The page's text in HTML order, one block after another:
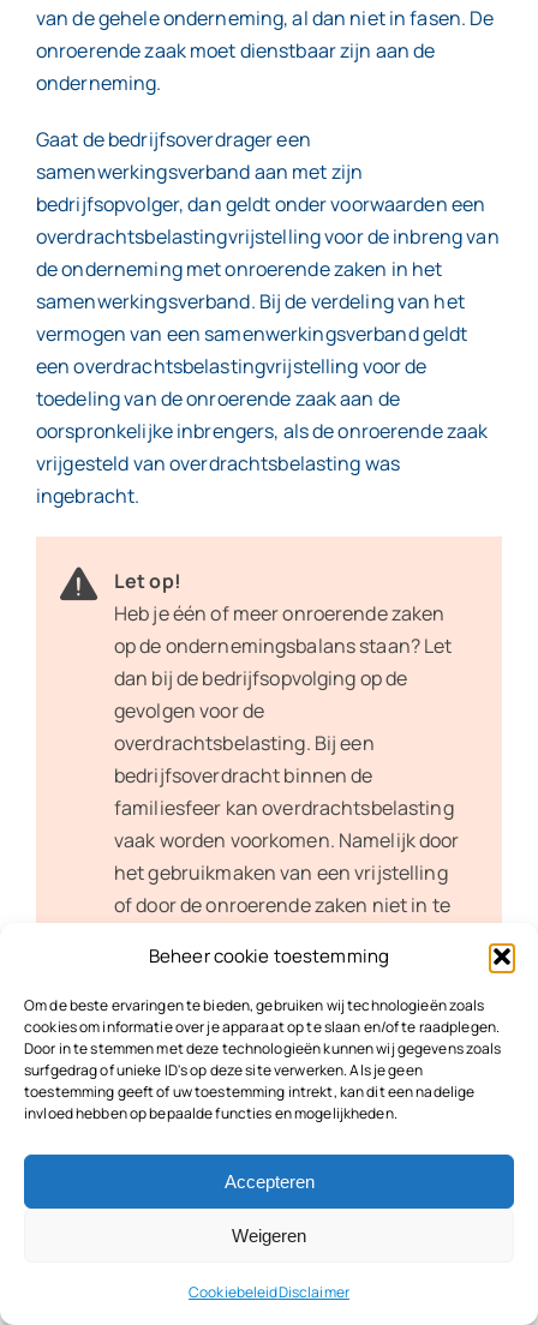
Beheer cookie toestemming
Om de beste ervaringen te bieden, gebruiken wij technologieën zoals
cookies om informatie over je apparaat op te slaan en/of te raadplegen.
Door in te stemmen met deze technologieën kunnen wij gegevens zoals
surfgedrag of unieke ID's op deze site verwerken. Als je geen
toestemming geeft of uw toestemming intrekt, kan dit een nadelige
invloed hebben op bepaalde functies en mogelijkheden.
Accepteren
Weigeren
CookiebeleidDisclaimer
van de gehele onderneming, al dan niet in fasen. De
onroerende zaak moet dienstbaar zijn aan de
onderneming.
Gaat de bedrijfsoverdrager een
samenwerkingsverband aan met zijn
bedrijfsopvolger, dan geldt onder voorwaarden een
overdrachtsbelastingvrijstelling voor de inbreng van
de onderneming met onroerende zaken in het
samenwerkingsverband. Bij de verdeling van het
vermogen van een samenwerkingsverband geldt
een overdrachtsbelastingvrijstelling voor de
toedeling van de onroerende zaak aan de
oorspronkelijke inbrengers, als de onroerende zaak
vrijgesteld van overdrachtsbelasting was
ingebracht.
Let op!
Heb je één of meer onroerende zaken
op de ondernemingsbalans staan? Let
dan bij de bedrijfsopvolging op de
gevolgen voor de
overdrachtsbelasting. Bij een
bedrijfsoverdracht binnen de
familiesfeer kan overdrachtsbelasting
vaak worden voorkomen. Namelijk door
het gebruikmaken van een vrijstelling
of door de onroerende zaken niet in te
Tip!
Regel de bedrijfsopvolging ook in jouw
testament. Door aan jouw
onderneming na te laten bij jouw
overlijden, ontvangt jouw
bedrijfsopvolger de onderneming als
erfrechtelijke verkrijging wordt niet